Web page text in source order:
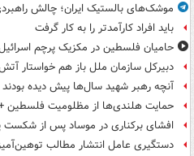
موشک‌های بالستیک ایران؛ چالش
باید افراد کارآمدتر را به کار گرفت
حامیان فلسطین در مکزیک پرچم
دبیرکل سازمان ملل باز هم خواستار
آنچه رهبر شهید سال‌ها پیش دیده بودند
حمایت هلندی‌ها از مظلومیت فلسطین
افشای برکناری در موساد پس از شکست
دستگیری عامل انتشار مطالب